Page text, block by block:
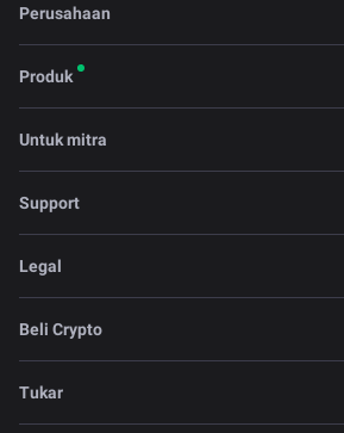
Perusahaan
Produk
Untuk mitra
Support
Legal
Beli Crypto
Tukar